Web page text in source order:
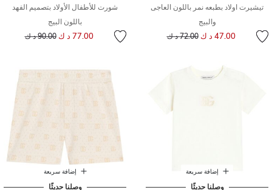
تيشيرت اولاد بطبعه نمر باللون العاجى
والبيج
47.00 د ك سعر مخفض من
72.00 د ك
شورت للأطفال الأولاد بتصميم الفهد
باللون البيج
77.00 د ك سعر مخفض من
90.00 د ك إلى
إضافة سريعة
وصلنا حديثًا
إضافة سريعة
وصلنا حديثًا